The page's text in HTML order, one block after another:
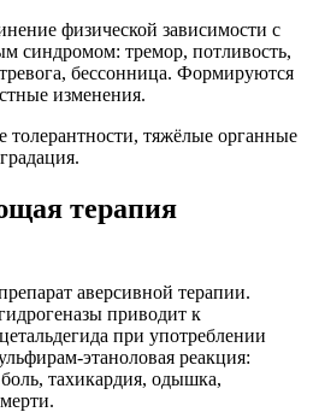
физической зависимости с
синдромом: тремор, потливость,
бессонница. Формируются
изменения.
тяжёлые органные
терапия
аверсивной терапии.
приводит к
при употреблении
этаноловая реакция:
тахикардия, одышка,